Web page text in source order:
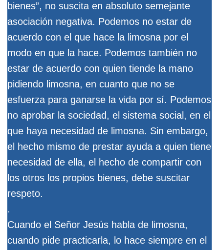
bienes”, no suscita en absoluto semejante
asociación negativa. Podemos no estar de
acuerdo con el que hace la limosna por el
modo en que la hace. Podemos también no
estar de acuerdo con quien tiende la mano
pidiendo limosna, en cuanto que no se
esfuerza para ganarse la vida por sí. Podemos
no aprobar la sociedad, el sistema social, en el
que haya necesidad de limosna. Sin embargo,
el hecho mismo de prestar ayuda a quien tiene
necesidad de ella, el hecho de compartir con
los otros los propios bienes, debe suscitar
respeto.
.
Cuando el Señor Jesús habla de limosna,
cuando pide practicarla, lo hace siempre en el